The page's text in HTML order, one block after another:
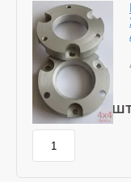
3 500руб.